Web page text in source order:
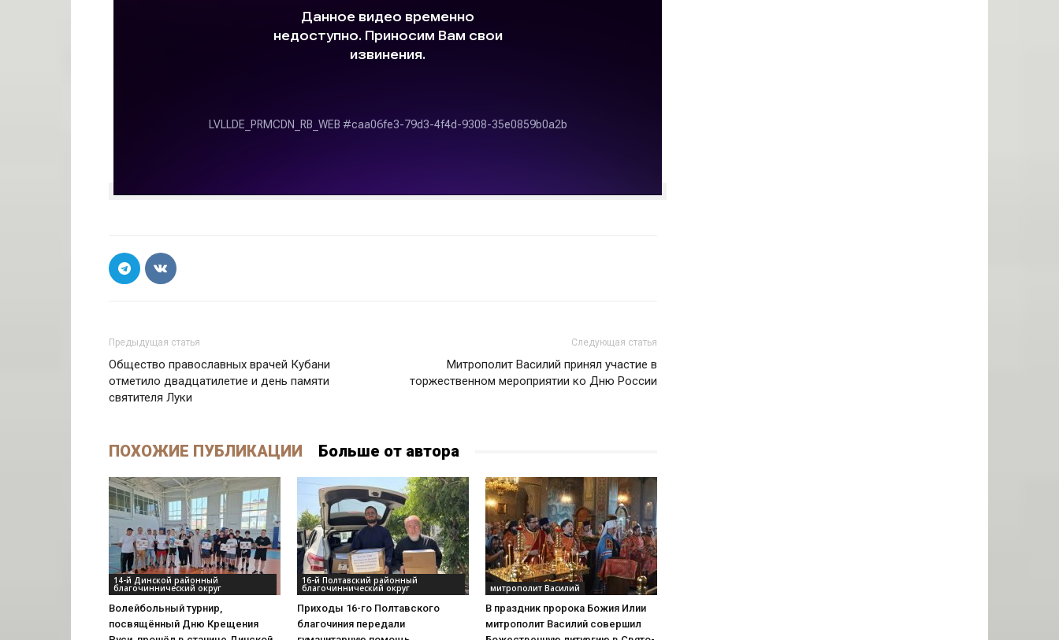
Предыдущая статья
Общество православных врачей Кубани
отметило двадцатилетие и день памяти
святителя Луки
Следующая статья
Митрополит Василий принял участие в
торжественном мероприятии ко Дню России
ПОХОЖИЕ ПУБЛИКАЦИИ Больше от автора
14-й Динской районный
благочиннический округ
Волейбольный турнир,
посвящённый Дню Крещения
16-й Полтавский районный
благочиннический округ
Приходы 16-го Полтавского
благочиния передали
митрополит Василий
В праздник пророка Божия Илии
митрополит Василий совершил